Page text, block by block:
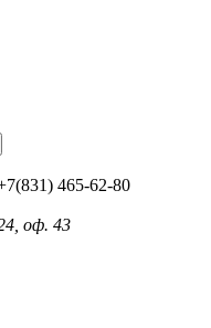
465-62-80
оф. 43